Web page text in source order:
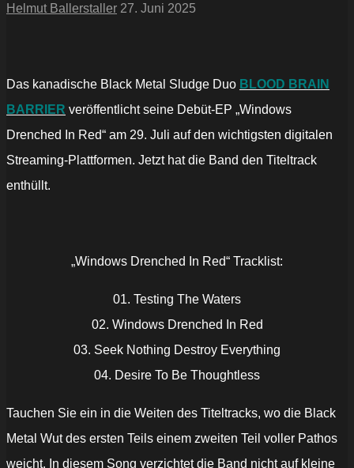
Helmut Ballerstaller 27. Juni 2025
Das kanadische Black Metal Sludge Duo BLOOD BRAIN
BARRIER veröffentlicht seine Debüt-EP „Windows
Drenched In Red“ am 29. Juli auf den wichtigsten digitalen
Streaming-Plattformen. Jetzt hat die Band den Titeltrack
enthüllt.
„Windows Drenched In Red“ Tracklist:
01. Testing The Waters
02. Windows Drenched In Red
03. Seek Nothing Destroy Everything
04. Desire To Be Thoughtless
Tauchen Sie ein in die Weiten des Titeltracks, wo die Black
Metal Wut des ersten Teils einem zweiten Teil voller Pathos
weicht. In diesem Song verzichtet die Band nicht auf kleine